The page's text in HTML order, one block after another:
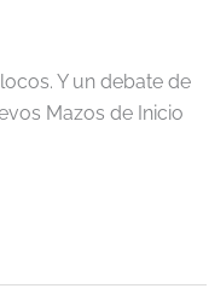
Y un debate de
Mazos de Inicio